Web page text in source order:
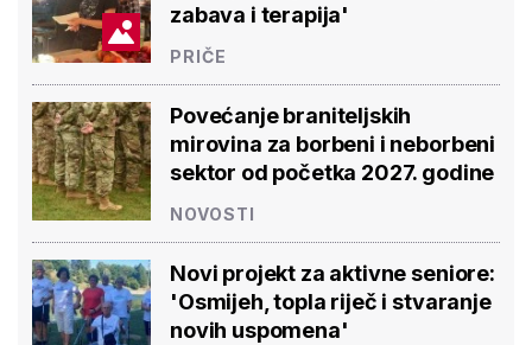
zabava i terapija'
PRIČE
Povećanje braniteljskih
mirovina za borbeni i neborbeni
sektor od početka 2027. godine
NOVOSTI
Novi projekt za aktivne seniore:
'Osmijeh, topla riječ i stvaranje
novih uspomena'